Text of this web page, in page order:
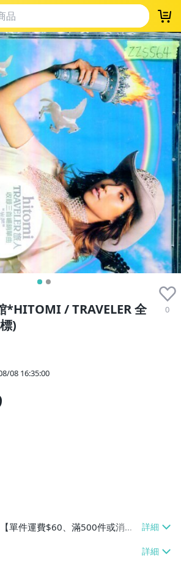
*HITOMI / TRAVELER 全
)
0
08 16:35:00
單件運費$60、滿500件或消費
免運費】